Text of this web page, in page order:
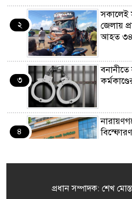
২
সকালেই
জেলায়
আহত ৩৪
৩
৪
প্রধান সম্পাদক: শেখ